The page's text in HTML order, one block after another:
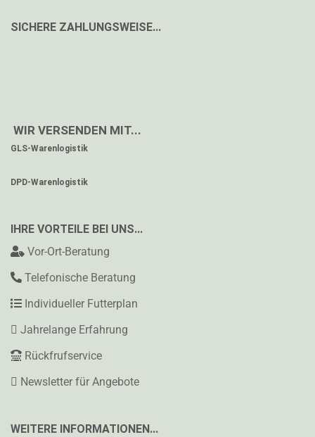
SICHERE ZAHLUNGSWEISE...
WIR VERSENDEN MIT...
GLS-Warenlogistik
DPD-Warenlogistik
IHRE VORTEILE BEI UNS...
Vor-Ort-Beratung
Telefonische Beratung
Individueller Futterplan
Jahrelange Erfahrung
Rückfrufservice
Newsletter für Angebote
WEITERE INFORMATIONEN...